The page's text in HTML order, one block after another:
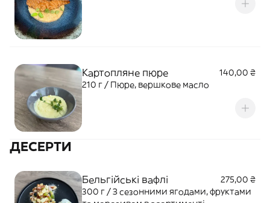
Картопляне пюре
140,00 ₴
210 г / Пюре, вершкове масло
ДЕСЕРТИ
Бельгійські вафлі
275,00 ₴
300 г / З сезонними ягодами, фруктами